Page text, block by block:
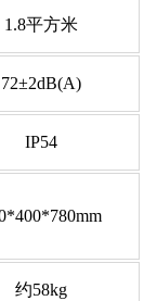
1.8平方米
72±2dB(A)
IP54
约58kg